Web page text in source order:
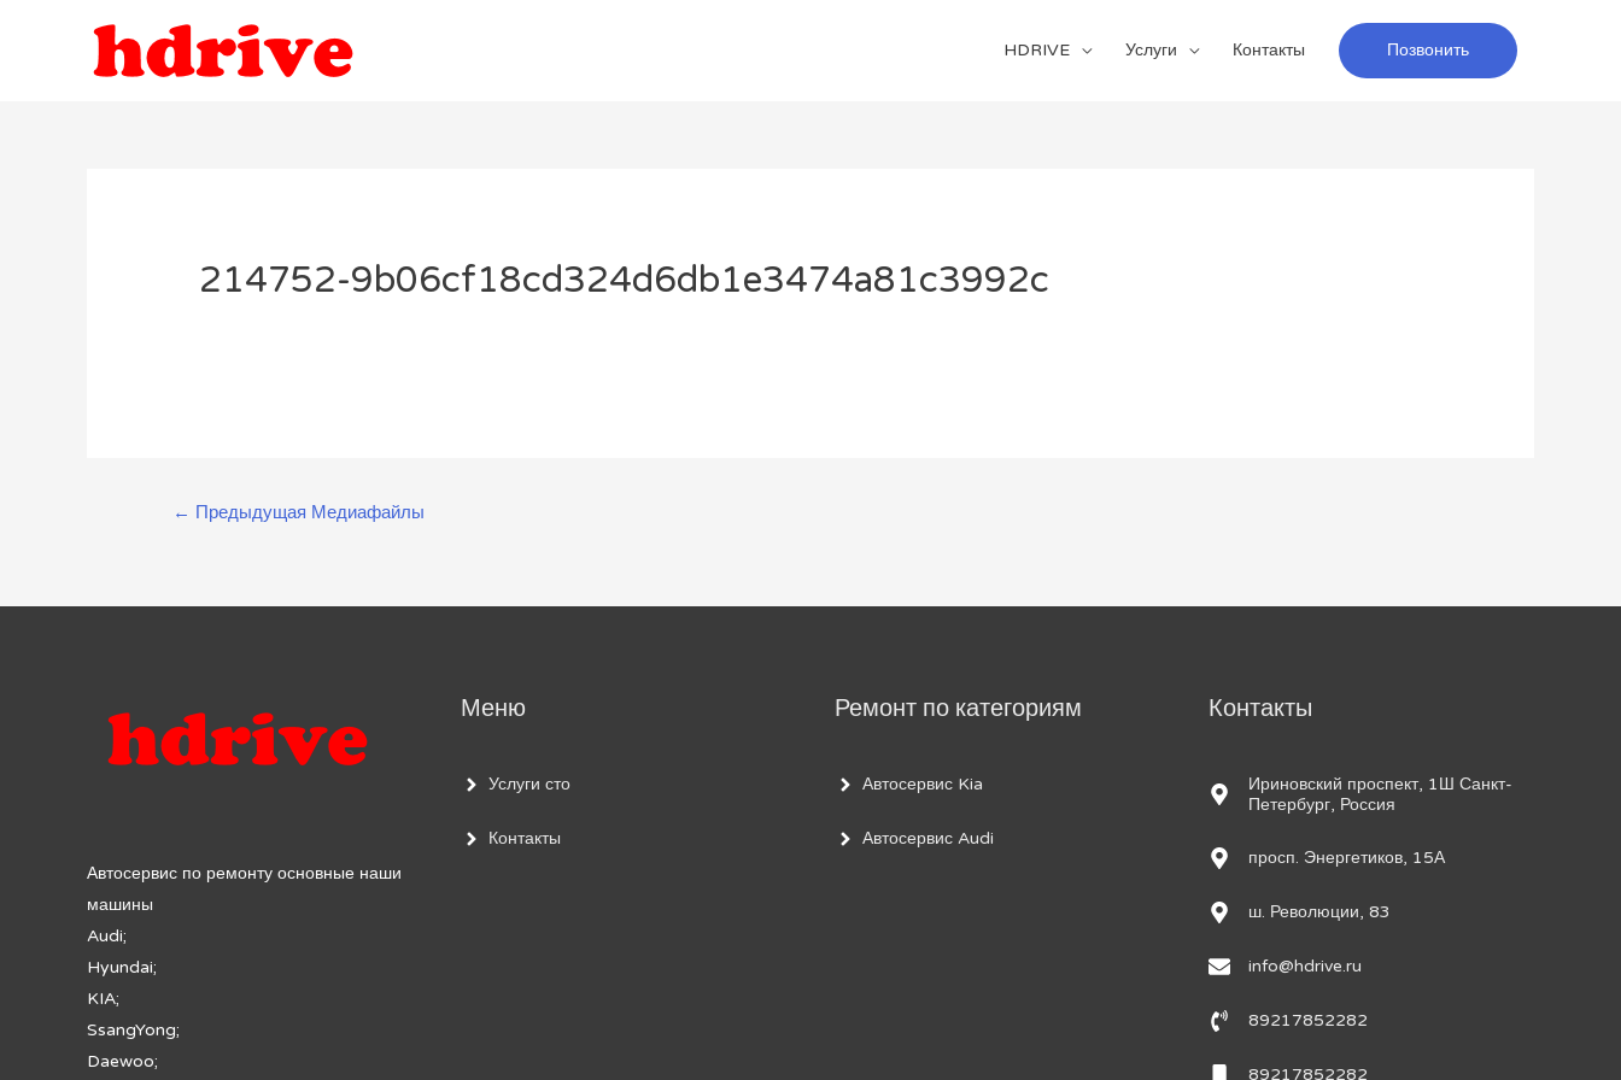
HDRIVE Услуги Контакты Позвонить
214752-9b06cf18cd324d6db1e3474a81c3992c
Навигация
← Предыдущая Медиафайлы
Автосервис по ремонту основные наши
машины
Audi;
Hyundai;
KIA;
SsangYong;
Daewoo;
Меню
Услуги сто
Контакты
Ремонт по категориям
Автосервис Kia
Автосервис Audi
Контакты
Ириновский проспект, 1Ш Санкт-
Петербург, Россия
просп. Энергетиков, 15А
ш. Революции, 83
info@hdrive.ru
89217852282
89217852282